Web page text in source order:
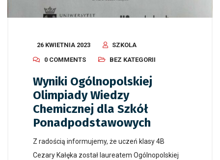
26 KWIETNIA 2023
SZKOLA
0 COMMENTS
BEZ KATEGORII
Wyniki Ogólnopolskiej
Olimpiady Wiedzy
Chemicznej dla Szkół
Ponadpodstawowych
Z radością informujemy, że uczeń klasy 4B
Cezary Kałęka został laureatem Ogólnopolskiej